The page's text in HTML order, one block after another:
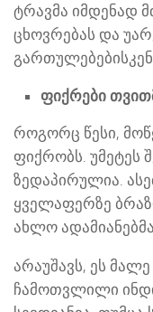
ტრავმა იმდენად
ცხოვრებას და
გართულებებისკენ
ფიქრები
როგორც წესი,
ფიქრობს. უმეტეს
ზედაპირულია.
ყველაფერზე
ახლო
არაუშავს, ეს
ჩამოთვლილი